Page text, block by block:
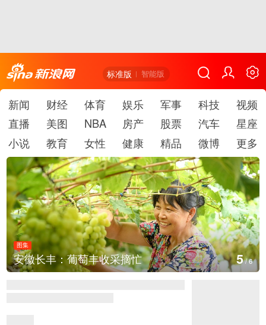
标准版 智能版
新闻 财经 体育 娱乐 军事 科技
视频
直播
美图 NBA 房产 股票 汽车
星座
小说
教育 女性 健康 精品 微博 更多
图集
安徽长丰：葡萄丰收采摘忙 6/6